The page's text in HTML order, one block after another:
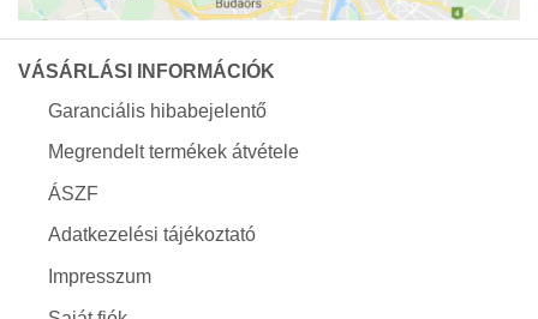
VÁSÁRLÁSI INFORMÁCIÓK
Garanciális hibabejelentő
Megrendelt termékek átvétele
ÁSZF
Adatkezelési tájékoztató
Impresszum